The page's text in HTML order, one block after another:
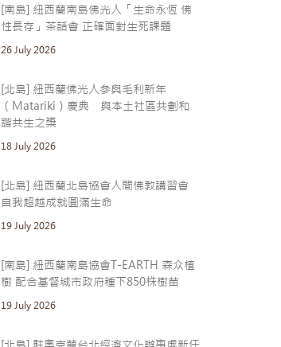
[南島] 紐西蘭南島佛光人「生命永恆 佛
性長存」茶話會 正確面對生死課題
26 July 2026
[北島] 紐西蘭佛光人參與毛利新年
（Matariki）慶典 與本土社區共劃和
諧共生之槳
18 July 2026
[北島] 紐西蘭北島協會人間佛教講習會
自我超越成就圓滿生命
19 July 2026
[南島] 紐西蘭南島協會T-EARTH 森众植
樹 配合基督城市政府種下850株樹苗
19 July 2026